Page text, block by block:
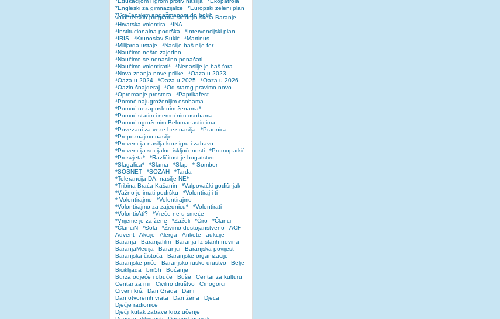
*Engleski za gimnazijalce
*Europski zeleni plan
*Građanskim angažmanom do boljih
volonterskih programa srednjih škola Baranje
*Hrvatska volontira
*INA
*Institucionalna podrška
*Intervencijski plan
*IRIS
*Krunoslav Sukić
*Martinus
*Milijarda ustaje
*Nasilje baš nije fer
*Naučimo nešto zajedno
*Naučimo se nenasilno ponašati
*Naučimo volontirati*
*Nenasilje je baš fora
*Nova znanja nove prilike
*Oaza u 2023
*Oaza u 2024
*Oaza u 2025
*Oaza u 2026
*Oazin šnajderaj
*Od starog pravimo novo
*Opremanje prostora
*Paprikafest
*Pomoć najugroženijim osobama
*Pomoć nezaposlenim ženama*
*Pomoć starim i nemoćnim osobama
*Pomoć ugroženim Belomanastircima
*Povezani za veze bez nasilja
*Praonica
*Prepoznajmo nasilje
*Prevencija nasilja kroz igru i zabavu
*Prevencija socijalne isključenosti
*Promoparkić
*Prosvjeta*
*Različitost je bogatstvo
*Slagalica*
*Slama *Slap
* Sombor
*SOSNET
*SOZAH
*Tarda
*Tolerancija DA, nasilje NE*
*Tribina Braća Kašanin
*Valpovački godišnjak
*Važno je imati podršku
*Volontiraj i ti
* Volontirajmo
*Volontirajmo
*Volontirajmo za zajednicu*
*Volontirati
*VolontirAti?
*Vreće ne u smeće
*Vrijeme je za žene
*Zaželi *Ćiro
*Članci
*ČlanciN
*Đola *Živimo dostojanstveno
ACF
Advent
Akcije Alerga Ankete
aukcije
Baranja
Baranjafilm
Baranja Iz starih novina
BaranjaMedija
Baranjci
Baranjska povijest
Baranjska čistoća
Baranjske organizacije
Baranjske priče
Baranjsko rusko drustvo
Belje
Biciklijada
bm5h
Boćanje
Burza odjeće i obuće
Buše
Centar za kulturu
Centar za mir
Civilno društvo
Crnogorci
Crveni križ
Dan Grada
Dani
Dan otvorenih vrata
Dan žena
Djeca
Dječje radionice
Dječji kutak zabave kroz učenje